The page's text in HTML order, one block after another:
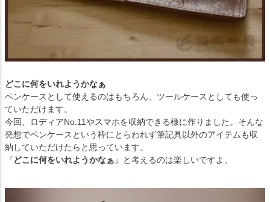
どこに何をいれようかなぁ
ペンケースとして使えるのはもちろん、ツールケースとしても使っ
ていただけます。
今回、ロディアNo.11やスマホを収納できる様に作りました。そんな
発想でペンケースという枠にとらわれず筆記具以外のアイテムも収
納していただけたらと思っています。
『どこに何をいれようかなぁ 』と考えるのは楽しいですよ。